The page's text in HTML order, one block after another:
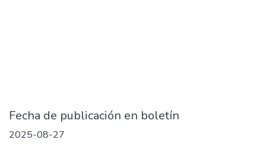
Fecha de publicación en boletín
2025-08-27